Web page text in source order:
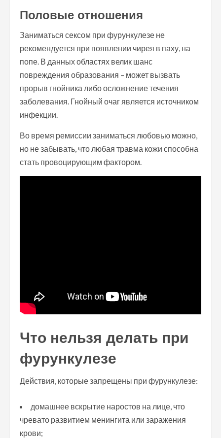
Половые отношения
Заниматься сексом при фурункулезе не
рекомендуется при появлении чирея в паху, на
попе. В данных областях велик шанс
повреждения образования – может вызвать
прорыв гнойника либо осложнение течения
заболевания. Гнойный очаг является источником
инфекции.
Во время ремиссии заниматься любовью можно,
но не забывать, что любая травма кожи способна
стать провоцирующим фактором.
Что нельзя делать при
фурункулезе
Действия, которые запрещены при фурункулезе:
домашнее вскрытие наростов на лице, что
чревато развитием менингита или заражения
крови;